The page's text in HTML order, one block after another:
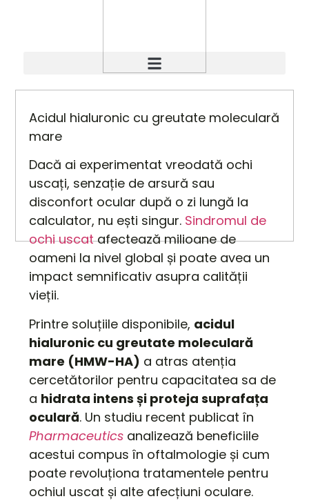
Acidul hialuronic cu greutate moleculară
mare
Dacă ai experimentat vreodată ochi
uscați, senzație de arsură sau
disconfort ocular după o zi lungă la
calculator, nu ești singur. Sindromul de
ochi uscatafectează milioane de
oameni la nivel global și poate avea un
impact semnificativ asupra calității
vieții.
Printre soluțiile disponibile, acidul
hialuronic cu greutate moleculară
mare (HMW-HA) a atras atenția
cercetătorilor pentru capacitatea sa de
a hidrata intens și proteja suprafața
oculară. Un studiu recent publicat în
Pharmaceutics analizează beneficiile
acestui compus în oftalmologie și cum
poate revoluționa tratamentele pentru
ochiul uscat și alte afecțiuni oculare.